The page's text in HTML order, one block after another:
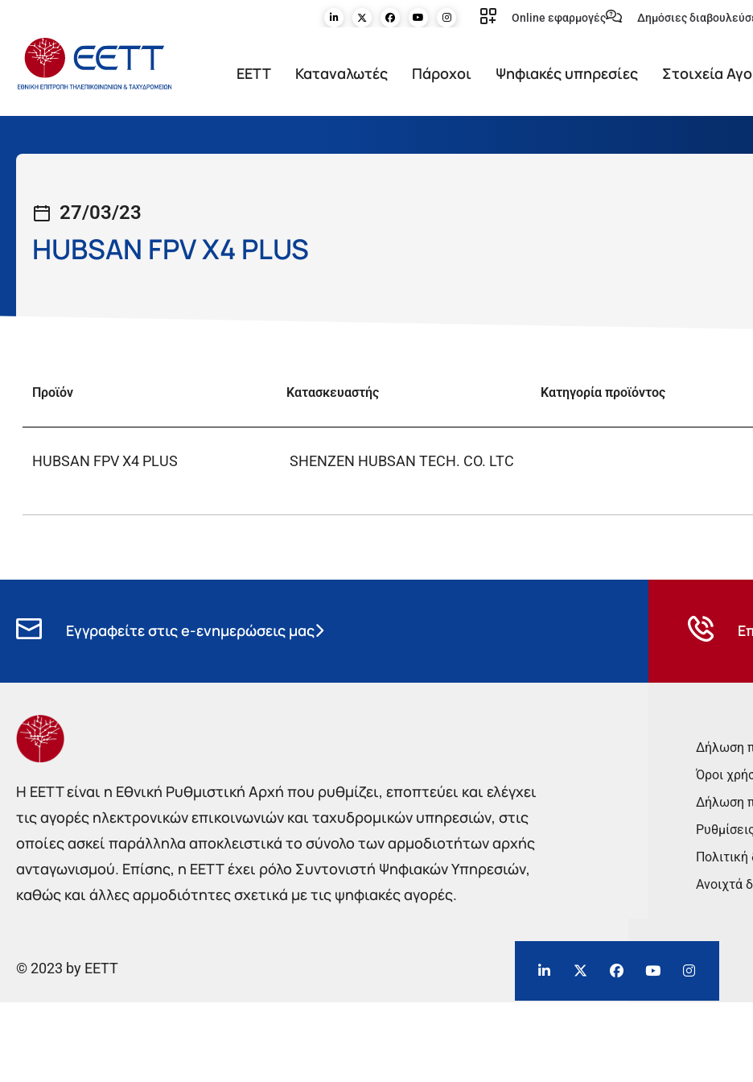
Online εφαρμογές Δημόσιες
ΕΕΤΤ Καταναλωτές Πάροχοι Ψηφιακές υπηρεσίες Στοιχεία
27/03/23
HUBSAN FPV X4 PLUS
Προϊόν Κατασκευαστής Κατηγορία προϊόντος
HUBSAN FPV X4 PLUS SHENZEN HUBSAN TECH. CO. LTC
Εγγραφείτε στις e-ενημερώσεις μας
Η EETT είναι η Εθνική Ρυθμιστική Αρχή που ρυθμίζει, εποπτεύει και ελέγχει
τις αγορές ηλεκτρονικών επικοινωνιών και ταχυδρομικών υπηρεσιών, στις
οποίες ασκεί παράλληλα αποκλειστικά το σύνολο των αρμοδιοτήτων αρχής
ανταγωνισμού. Επίσης, η ΕΕΤΤ έχει ρόλο Συντονιστή Ψηφιακών Υπηρεσιών,
καθώς και άλλες αρμοδιότητες σχετικά με τις ψηφιακές αγορές.
Δήλωση
Όροι
Δήλωση
Ανοιχτά
© 2023 by EETT